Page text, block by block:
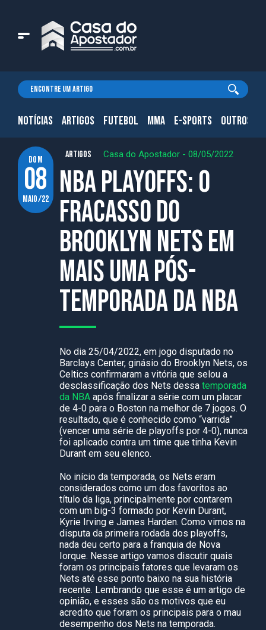
NOTÍCIAS ARTIGOS FUTEBOL MMA E-SPORTS OUTROS.
dom
08
maio/22
ARTIGOS Casa do Apostador - 08/05/2022
NBA Playoffs: O
Fracasso do
Brooklyn Nets em
mais uma pós-
temporada da NBA
No dia 25/04/2022, em jogo disputado no
Barclays Center, ginásio do Brooklyn Nets, os
Celtics confirmaram a vitória que selou a
desclassificação dos Nets dessa temporada
da NBA após finalizar a série com um placar
de 4-0 para o Boston na melhor de 7 jogos. O
resultado, que é conhecido como “varrida”
(vencer uma série de playoffs por 4-0), nunca
foi aplicado contra um time que tinha Kevin
Durant em seu elenco.
No início da temporada, os Nets eram
considerados como um dos favoritos ao
título da liga, principalmente por contarem
com um big-3 formado por Kevin Durant,
Kyrie Irving e James Harden. Como vimos na
disputa da primeira rodada dos playoffs,
nada deu certo para a franquia de Nova
Iorque. Nesse artigo vamos discutir quais
foram os principais fatores que levaram os
Nets até esse ponto baixo na sua história
recente. Lembrando que esse é um artigo de
opinião, e esses são os motivos que eu
acredito que foram os principais para o mau
desempenho dos Nets na temporada.